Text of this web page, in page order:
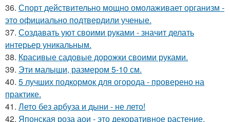
36. Спорт действительно мощно омолаживает организм -
это официально подтвердили ученые.
37. Создавать уют своими руками - значит делать
интерьер уникальным.
38. Красивые садовые дорожки своими руками.
39. Эти малыши, размером 5-10 см.
40. 5 лучших подкормок для огорода - проверено на
практике.
41. Лето без арбуза и дыни - не лето!
42. Японская роза аои - это декоративное растение,